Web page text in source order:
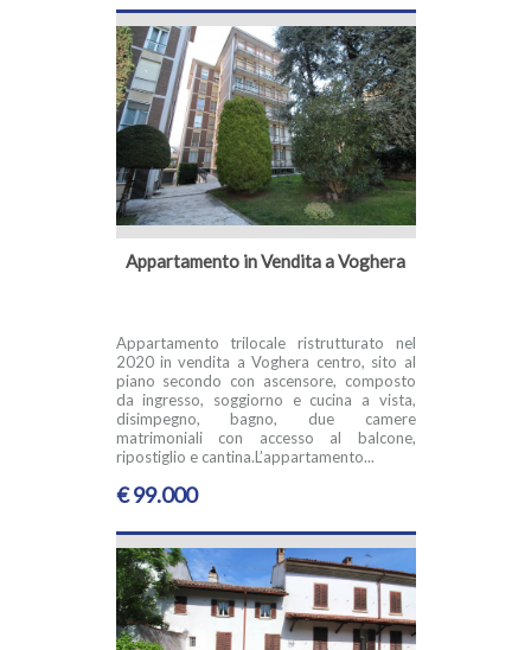
Appartamento in Vendita a Voghera
Appartamento trilocale ristrutturato nel
2020 in vendita a Voghera centro, sito al
piano secondo con ascensore, composto
da ingresso, soggiorno e cucina a vista,
disimpegno, bagno, due camere
matrimoniali con accesso al balcone,
ripostiglio e cantina.L’appartamento...
€ 99.000